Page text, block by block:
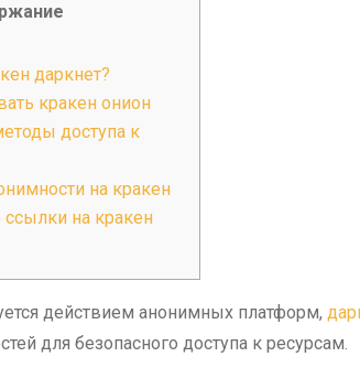
даркнет?
кракен онион
доступа к
на кракен
на кракен
действием анонимных платформ,
для безопасного доступа к ресурсам.